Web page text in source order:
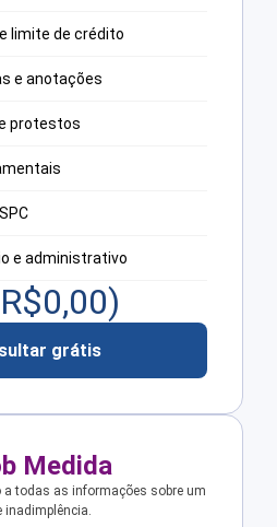
limite de crédito
e anotações
protestos
e administrativo
0,00)
grátis
Medida
a todas as informações sobre um
inadimplência.